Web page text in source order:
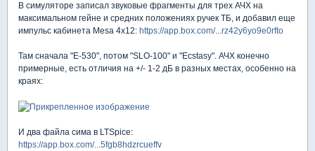
В симуляторе записал звуковые фрагменты для трех АЧХ на
максимальном гейне и средних положениях ручек ТБ, и добавил еще
импульс кабинета Mesa 4x12: https://app.box.com/...rz42y6yo9e0rfto
Там сначала "E-530", потом "SLO-100" и "Ecstasy". АЧХ конечно
примерные, есть отличия на +/- 1-2 дБ в разных местах, особенно на
краях:
И два файла сима в LTSpice:
https://app.box.com/...5fgb8hdzrcueffv